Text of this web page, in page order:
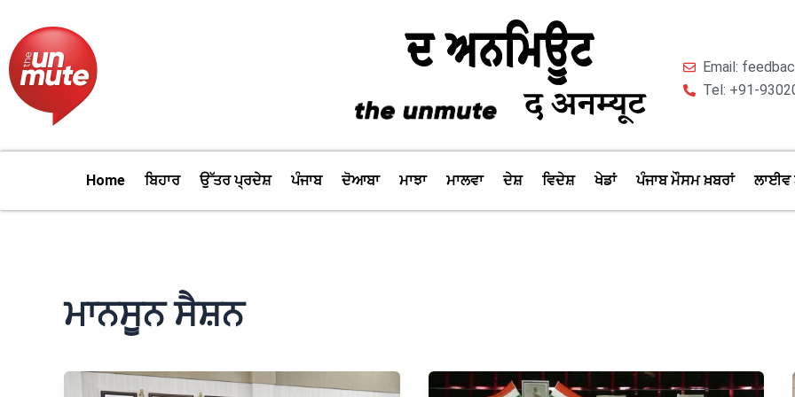
content
Email:
Tel: +91-
Home ਬਿਹਾਰ ਉੱਤਰ ਪ੍ਰਦੇਸ਼ ਪੰਜਾਬ ਦੋਆਬਾ ਮਾਝਾ ਮਾਲਵਾ ਦੇਸ਼ ਵਿਦੇਸ਼ ਖੇਡਾਂ ਪੰਜਾਬ ਮੌਸਮ ਖ਼ਬਰਾਂ ਲਾਈਵ
ਮਾਨਸੂਨ ਸੈਸ਼ਨ